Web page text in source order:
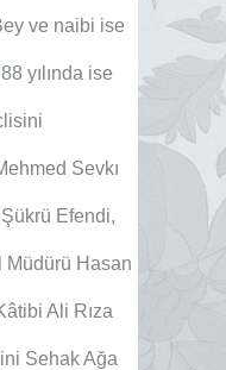
ve naibi ise
yılında ise
Sevkı
Efendi,
Müdürü Hasan
Ali Rıza
Sehak Ağa